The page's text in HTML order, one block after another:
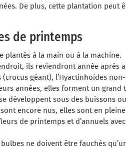
De plus, cette plantation peut
de printemps
plantés à la main ou à la machine.
ils reviendront année aprés
géant), l’Hyactinhoides
années, elles forment un grand
développent sous des buissons
encore nus, elles sont en
de printemps et d’annuels
ne doivent être fauchés